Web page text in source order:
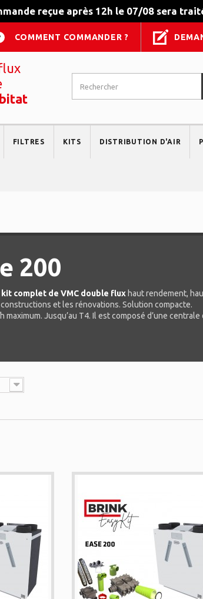
reçue après 12h le 07/08 sera
COMMENT COMMANDER ?
FILTRES KITS DISTRIBUTION D'AIR
200
kit complet de VMC double flux haut rendement,
et les rénovations. Solution compacte.
maximum. Jusqu’au T4. Il est composé d’une